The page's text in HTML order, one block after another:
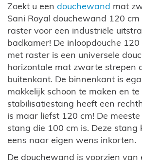
Zoekt u een douchewand mat
Sani Royal douchewand 120
raster voor een industriële
badkamer! De inloopdouche
met raster is een universele
horizontale mat zwarte strepen
buitenkant. De binnenkant is
makkelijk schoon te maken en te
stabilisatiestang heeft een
is maar liefst 120 cm! De
stang die 100 cm is. Deze stang
eens naar eigen wens inkorten.
De douchewand is voorzien van